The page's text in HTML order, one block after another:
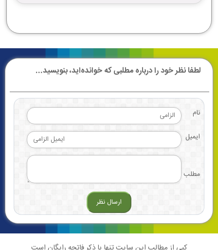
لطفا نظر خود را درباره مطلبی که خوانده‌اید، بنویسید...
نام
ایمیل
مطلب